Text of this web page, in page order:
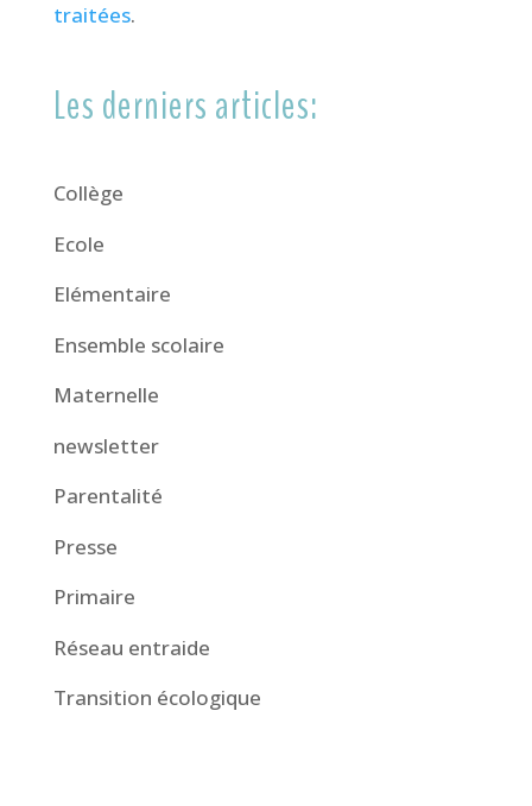
traitées.
Les derniers articles:
Collège
Ecole
Elémentaire
Ensemble scolaire
Maternelle
newsletter
Parentalité
Presse
Primaire
Réseau entraide
Transition écologique